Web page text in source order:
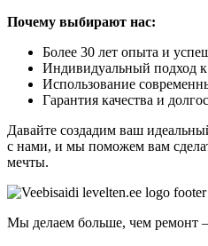
Почему выбирают нас:
Более 30 лет опыта и
Индивидуальный подход
Использование
Гарантия качества и
Давайте создадим ваш
с нами, и мы поможем вам
мечты.
Мы делаем больше, чем ремонт